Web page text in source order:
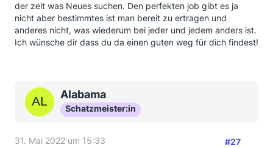
der zeit was Neues suchen. Den perfekten job gibt es ja
nicht aber bestimmtes ist man bereit zu ertragen und
anderes nicht, was wiederum bei jeder und jedem anders ist.
Ich wünsche dir dass du da einen guten weg für dich findest!
Alabama
Schatzmeister:in
31. Mai 2022 um 15:33 #27